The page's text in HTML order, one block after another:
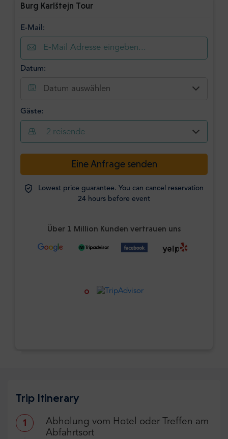
Burg Karlštejn Tour
E-Mail:
Datum:
Datum auswählen
Gäste:
2 reisende
Eine Anfrage senden
Lowest price guarantee. You can cancel reservation
24 hours before event
Über 1 Million Kunden vertrauen uns
Trip Itinerary
1
Abholung vom Hotel oder Treffen am
Abfahrtsort